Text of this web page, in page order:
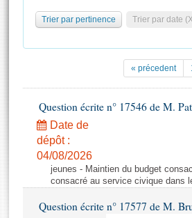
Pétitions
Projets de loi
Propositions de loi
Amendements
Textes adoptés
Statistiques et chiffres clés
Documents de référence
( Constitution | Règlement de
Histoire
Juniors
Anciennes législatures
Contacts et plan d'accès
Photos libres de droit
Trier par pertinence Trier par date
« précedent
Question écrite n° 17546 de M.
Date de
dépôt :
04/08/2026
jeunes - Maintien du budget
consacré au service civique dans
Question écrite n° 17577 de M.